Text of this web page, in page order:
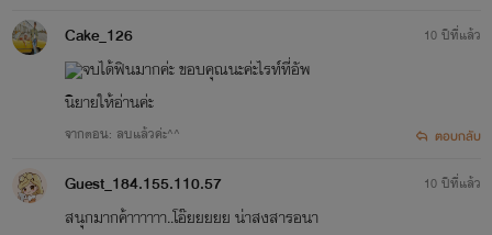
Cake_126
จบได้ฟินมากค่ะ ขอบคุณนะค่ะไรท์ที่อัพ
นิยายให้อ่านค่ะ
จากตอน: ลบแล้วค่ะ^^
10 ปีที่แล้ว
ตอบกลับ
Guest_184.155.110.57
สนุกมากค้าาาาาา..โอ๊ยยยยย น่าสงสารอนา
10 ปีที่แล้ว